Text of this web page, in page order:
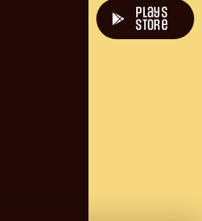
plays
store